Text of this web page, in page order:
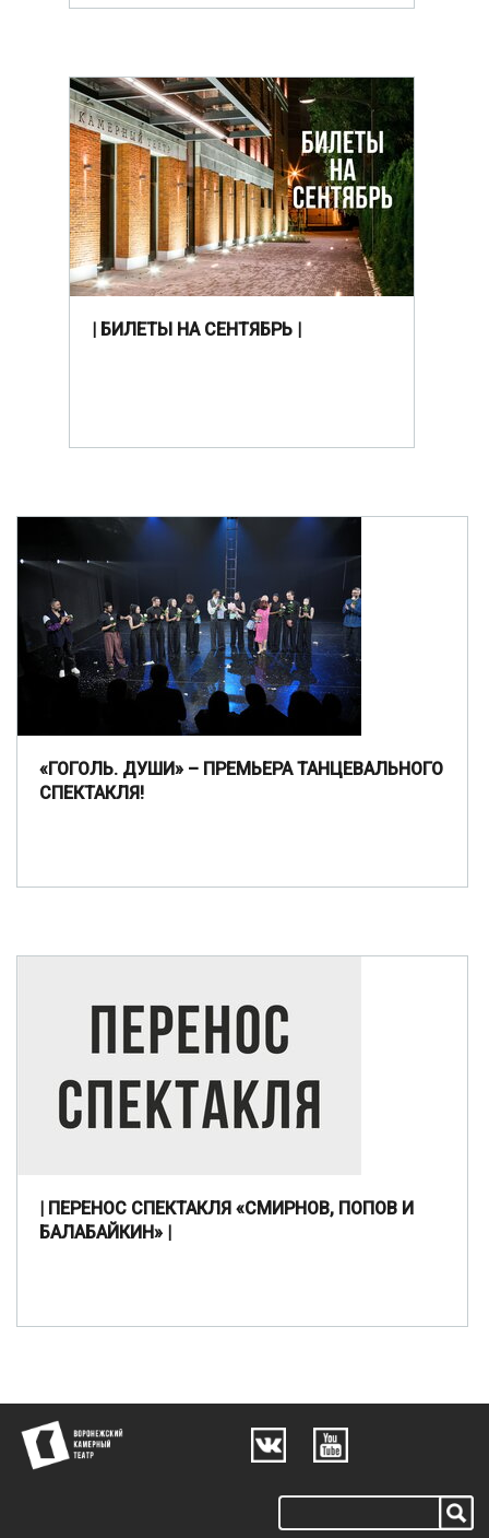
| БИЛЕТЫ НА СЕНТЯБРЬ |
«ГОГОЛЬ. ДУШИ» – ПРЕМЬЕРА ТАНЦЕВАЛЬНОГО
СПЕКТАКЛЯ!
| ПЕРЕНОС СПЕКТАКЛЯ «СМИРНОВ, ПОПОВ И
БАЛАБАЙКИН» |